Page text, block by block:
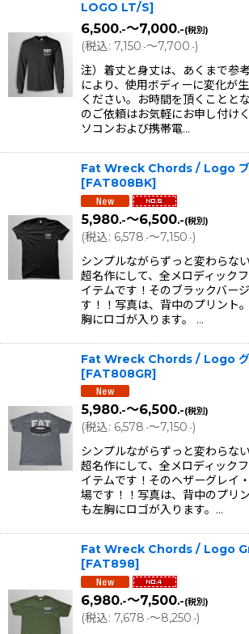
LOGO LT/S]
6,500.-～7,000.-(税別)
(税込: 7,150.-～7,700.-)
注）着丈と身丈は、あくまで参
により、使用ボディーに変化が
ください。お時間を頂くことと
のご依頼はお気軽にお申し付け
ソコンおよび携帯電…
Fat Wreck Chords / Logo ブ
[FAT808BK]
5,980.-～6,500.-(税別)
(税込: 6,578.-～7,150.-)
シンプルながらずっと変わらな
超名作にして、全メロディック
イテムです！そのブラックバー
す！！写真は、背中のプリント
胸にロゴが入ります。 …
Fat Wreck Chords / Logo
[FAT808GR]
5,980.-～6,500.-(税別)
(税込: 6,578.-～7,150.-)
シンプルながらずっと変わらな
超名作にして、全メロディック
イテムです！そのヘザーグレイ
場です！！写真は、背中のプリ
も左胸にロゴが入ります。…
Fat Wreck Chords / Logo
[FAT898]
6,980.-～7,500.-(税別)
(税込: 7,678.-～8,250.-)